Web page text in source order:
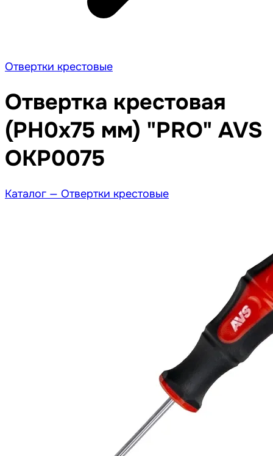
Отвертки крестовые
Отвертка крестовая
(PH0x75 мм) "PRO" AVS
OKP0075
Каталог — Отвертки крестовые